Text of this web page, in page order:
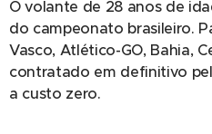
O volante de 28 anos de
do campeonato brasileiro.
Vasco, Atlético-GO, Bahia,
contratado em definitivo
a custo zero.